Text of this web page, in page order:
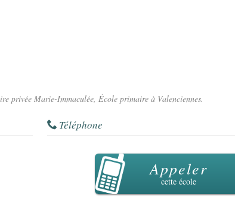
privée Marie-Immaculée, École primaire à Valenciennes.
Téléphone
Appeler
cette école